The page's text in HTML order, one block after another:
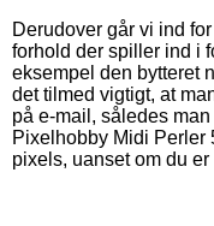
Derudover går vi ind
forhold der spiller ind i
eksempel den bytteret
det tilmed vigtigt, at
på e-mail, således
Pixelhobby Midi Perler
pixels, uanset om du